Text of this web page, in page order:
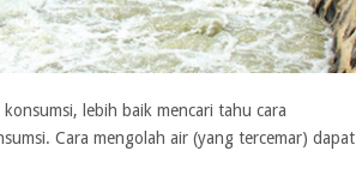
lebih baik mencari tahu cara
Cara mengolah air (yang tercemar) dapat